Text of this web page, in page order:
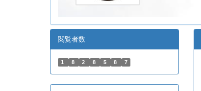
閲覧者数
1 8 2 8 5 8 7